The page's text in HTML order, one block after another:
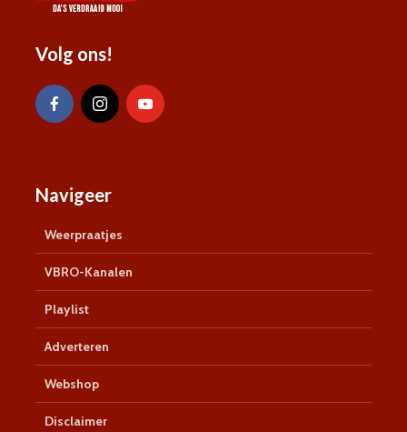
Volg ons!
Navigeer
Weerpraatjes
VBRO-Kanalen
Playlist
Adverteren
Webshop
Disclaimer